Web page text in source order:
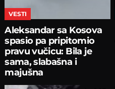
VESTI
Aleksandar sa Kosova
spasio pa pripitomio
pravu vučicu: Bila je
sama, slabašna i
majušna